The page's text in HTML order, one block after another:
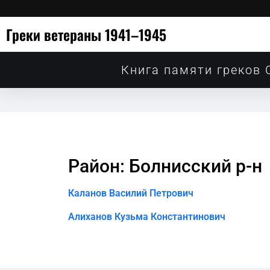
Греки ветераны 1941–1945
Книга памяти греков
Район: Болнисский р-н
Каланов Василий Петрович
Алиханов Кузьма Константинович